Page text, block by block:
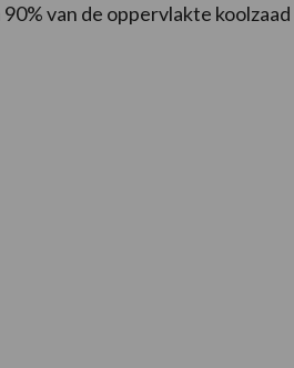
van de oppervlakte koolzaad